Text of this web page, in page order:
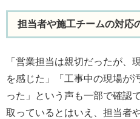
担当者や施工チームの対応
「営業担当は親切だったが、
を感じた」「工事中の現場が
った」という声も一部で確認
取っているとはいえ、担当者